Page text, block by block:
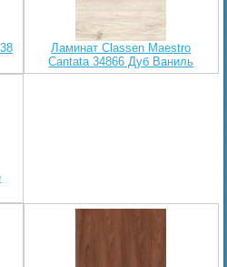
Ламинат Classen Maestro
Cantata 34866 Дуб Ваниль